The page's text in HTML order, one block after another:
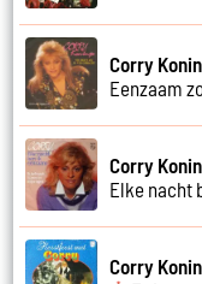
Corry
Eenzaam
Corry
Elke nacht
Corry